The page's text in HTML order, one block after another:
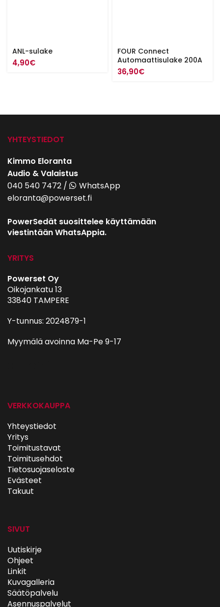
ANL-sulake
4,90€
FOUR Connect
Automaattisulake 200A
36,90€
YHTEYSTIEDOT
Kimmo Eloranta
Audio & Valaistus
040 540 7472 /
WhatsApp
eloranta@powerset.fi
PowerSedät suosittelee käyttämään
viestintään WhatsAppia.
YRITYS
Powerset Oy
Oikojankatu 13
33840 TAMPERE
Y-tunnus: 2024879-1
Myymälä avoinna Ma-Pe 9-17
VERKKOKAUPPA
Yhteystiedot
Yritys
Toimitustavat
Toimitusehdot
Tietosuojaseloste
Evästeet
Takuut
SIVUT
Uutiskirje
Ohjeet
Linkit
Kuvagalleria
Säätöpalvelu
Asennuspalvelut